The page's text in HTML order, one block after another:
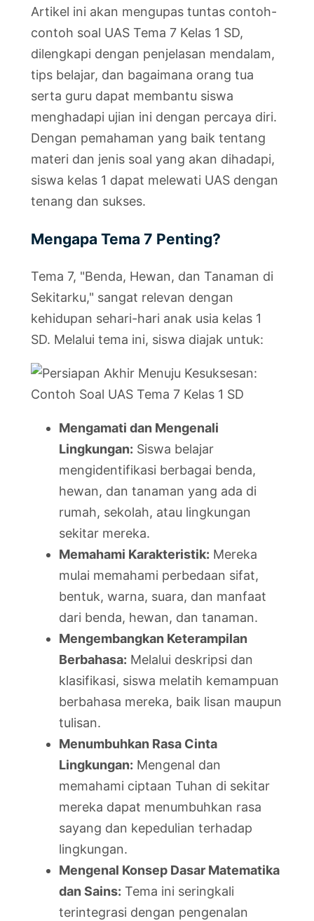
Artikel ini akan mengupas tuntas contoh-
contoh soal UAS Tema 7 Kelas 1 SD,
dilengkapi dengan penjelasan mendalam,
tips belajar, dan bagaimana orang tua
serta guru dapat membantu siswa
menghadapi ujian ini dengan percaya diri.
Dengan pemahaman yang baik tentang
materi dan jenis soal yang akan dihadapi,
siswa kelas 1 dapat melewati UAS dengan
tenang dan sukses.
Mengapa Tema 7 Penting?
Tema 7, "Benda, Hewan, dan Tanaman di
Sekitarku," sangat relevan dengan
kehidupan sehari-hari anak usia kelas 1
SD. Melalui tema ini, siswa diajak untuk:
Mengamati dan Mengenali
Lingkungan: Siswa belajar
mengidentifikasi berbagai benda,
hewan, dan tanaman yang ada di
rumah, sekolah, atau lingkungan
sekitar mereka.
Memahami Karakteristik: Mereka
mulai memahami perbedaan sifat,
bentuk, warna, suara, dan manfaat
dari benda, hewan, dan tanaman.
Mengembangkan Keterampilan
Berbahasa: Melalui deskripsi dan
klasifikasi, siswa melatih kemampuan
berbahasa mereka, baik lisan maupun
tulisan.
Menumbuhkan Rasa Cinta
Lingkungan: Mengenal dan
memahami ciptaan Tuhan di sekitar
mereka dapat menumbuhkan rasa
sayang dan kepedulian terhadap
lingkungan.
Mengenal Konsep Dasar Matematika
dan Sains: Tema ini seringkali
terintegrasi dengan pengenalan